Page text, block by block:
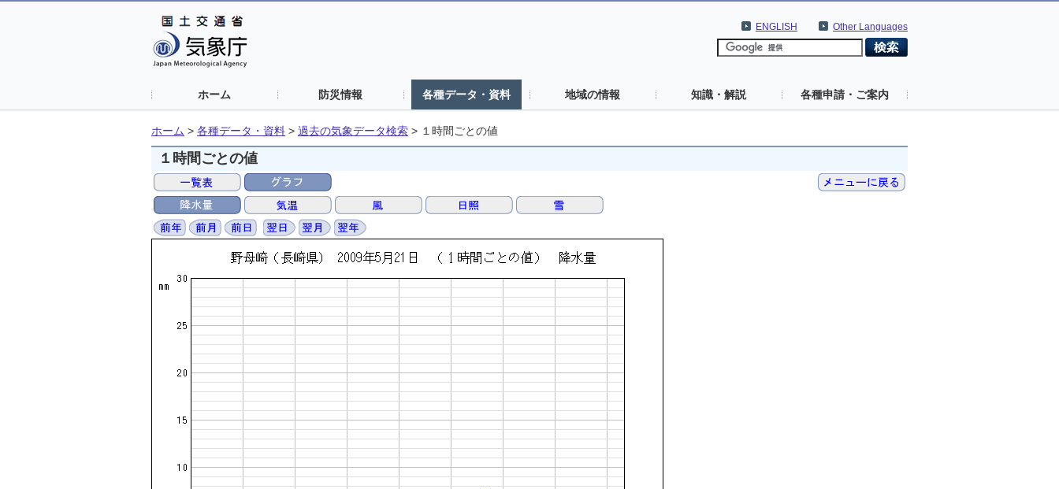
Other Languages
ENGLISH
ホーム 防災情報 各種データ・資料 地域の情報 知識・解説 各種申請・ご案内
ホーム > 各種データ・資料 > 過去の気象データ検索 > １時間ごとの値
１時間ごとの値